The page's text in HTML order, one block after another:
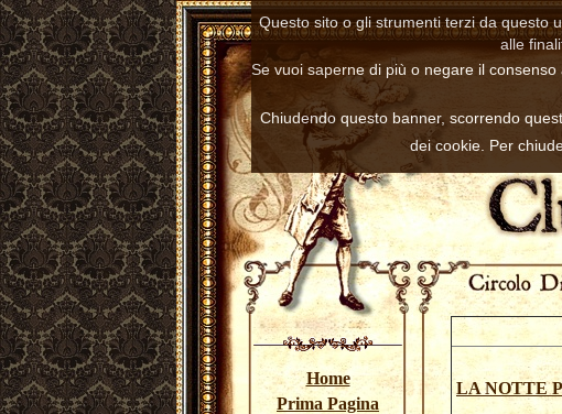
Home
Prima Pagina
Questo sito o gli strumenti terzi da questo
alle
Se vuoi saperne di più o negare il
Chiudendo questo banner, scorrendo
dei cookie. Per
LA NOTTE